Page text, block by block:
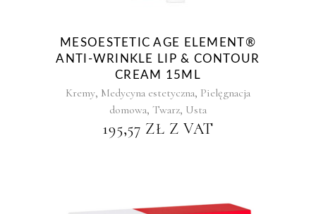
MESOESTETIC AGE ELEMENT®
ANTI-WRINKLE LIP & CONTOUR
CREAM 15ML
Kremy, Medycyna estetyczna, Pielęgnacja
domowa, Twarz, Usta
195,57 ZŁ Z VAT